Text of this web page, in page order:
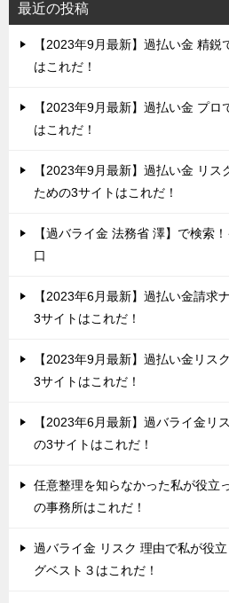
最近の投稿
【2023年9月最新】過払い金 精
はこれだ！
【2023年9月最新】過払い金 プ
はこれだ！
【2023年9月最新】過払い金 リ
ための3サイトはこれだ！
【過バライ金 法務省 澤】で検索
口
【2023年6月最新】過払い金請求
3サイトはこれだ！
【2023年9月最新】過払い金リス
3サイトはこれだ！
【2023年6月最新】過バライ金リ
の3サイトはこれだ！
任意整理を知らなかった私が役立
の事務所はこれだ！
過バライ金 リスク 理由で私が役
グベスト３はこれだ！